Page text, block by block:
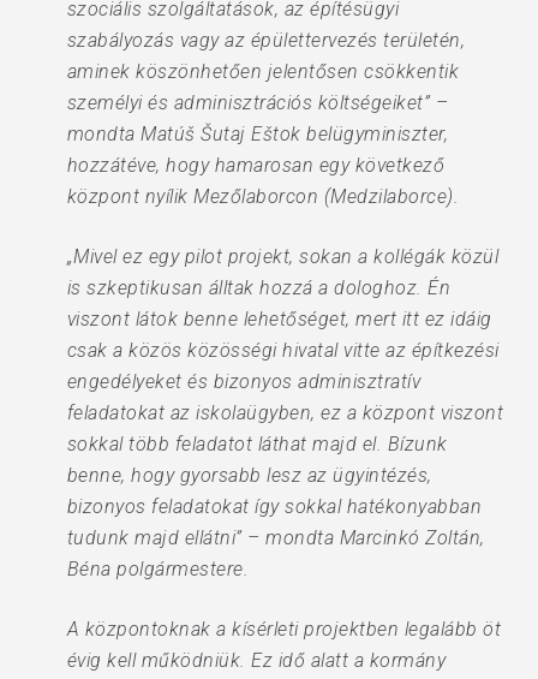
szociális szolgáltatások, az építésügyi
szabályozás vagy az épülettervezés területén,
aminek köszönhetően jelentősen csökkentik
személyi és adminisztrációs költségeiket” –
mondta Matúš Šutaj Eštok belügyminiszter,
hozzátéve, hogy hamarosan egy következő
központ nyílik Mezőlaborcon (Medzilaborce).
„Mivel ez egy pilot projekt, sokan a kollégák közül
is szkeptikusan álltak hozzá a dologhoz. Én
viszont látok benne lehetőséget, mert itt ez idáig
csak a közös közösségi hivatal vitte az építkezési
engedélyeket és bizonyos adminisztratív
feladatokat az iskolaügyben, ez a központ viszont
sokkal több feladatot láthat majd el. Bízunk
benne, hogy gyorsabb lesz az ügyintézés,
bizonyos feladatokat így sokkal hatékonyabban
tudunk majd ellátni” – mondta Marcinkó Zoltán,
Béna polgármestere.
A központoknak a kísérleti projektben legalább öt
évig kell működniük. Ez idő alatt a kormány